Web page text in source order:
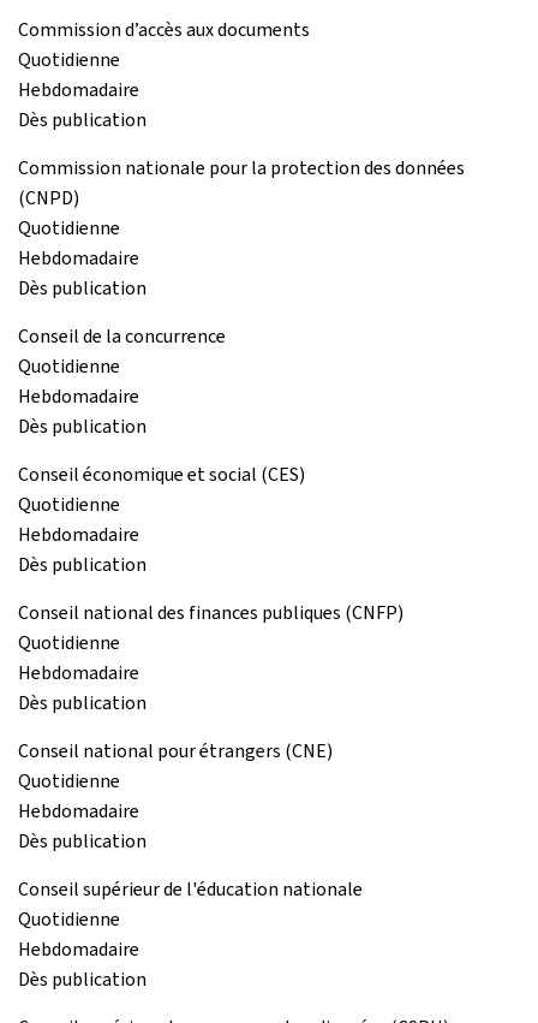
Commission d’accès aux documents
Quotidienne
Hebdomadaire
Dès publication
Commission nationale pour la protection des données
(CNPD)
Quotidienne
Hebdomadaire
Dès publication
Conseil de la concurrence
Quotidienne
Hebdomadaire
Dès publication
Conseil économique et social (CES)
Quotidienne
Hebdomadaire
Dès publication
Conseil national des finances publiques (CNFP)
Quotidienne
Hebdomadaire
Dès publication
Conseil national pour étrangers (CNE)
Quotidienne
Hebdomadaire
Dès publication
Conseil supérieur de l'éducation nationale
Quotidienne
Hebdomadaire
Dès publication